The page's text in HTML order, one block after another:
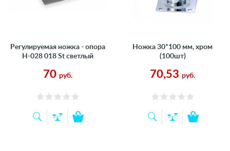
Регулируемая ножка - опора
Н-028 018 St светлый
70 руб.
Ножка 30*100 мм, хром
(100шт)
70,53 руб.